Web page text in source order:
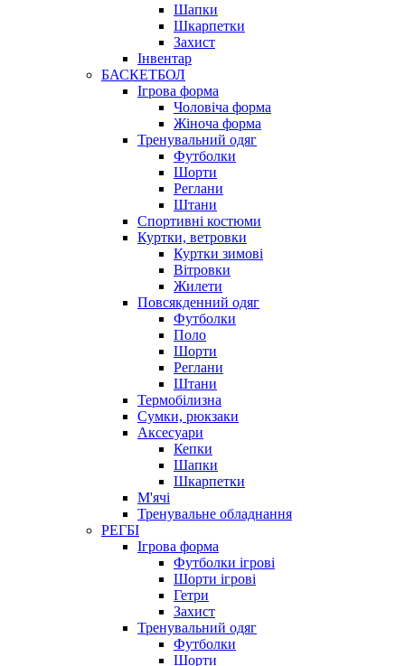
Шапки
Шкарпетки
Захист
Інвентар
БАСКЕТБОЛ
Ігрова форма
Чоловіча форма
Жіноча форма
Тренувальний одяг
Футболки
Шорти
Реглани
Штани
Спортивні костюми
Куртки, ветровки
Куртки зимові
Вітровки
Жилети
Повсякденний одяг
Футболки
Поло
Шорти
Реглани
Штани
Термобілизна
Сумки, рюкзаки
Аксесуари
Кепки
Шапки
Шкарпетки
М'ячі
Тренувальне обладнання
РЕГБІ
Ігрова форма
Футболки ігрові
Шорти ігрові
Гетри
Захист
Тренувальний одяг
Футболки
Шорти